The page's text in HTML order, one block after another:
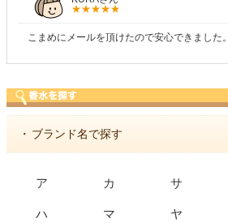
こまめにメールを頂けたので安心できました。
・ ブランド名で探す
ア カ サ
ハ マ ヤ